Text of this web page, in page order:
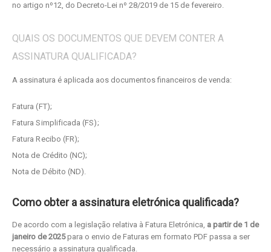
no artigo nº12, do Decreto-Lei nº 28/2019 de 15 de fevereiro.
QUAIS OS DOCUMENTOS QUE DEVEM CONTER A
ASSINATURA QUALIFICADA?
A assinatura é aplicada aos documentos financeiros de venda:
Fatura (FT);
Fatura Simplificada (FS);
Fatura Recibo (FR);
Nota de Crédito (NC);
Nota de Débito (ND).
Como obter a assinatura eletrónica qualificada?
De acordo com a legislação relativa à Fatura Eletrónica, a partir de 1 de
janeiro de 2025para o envio de Faturas em formato PDF passa a ser
necessário a assinatura qualificada.